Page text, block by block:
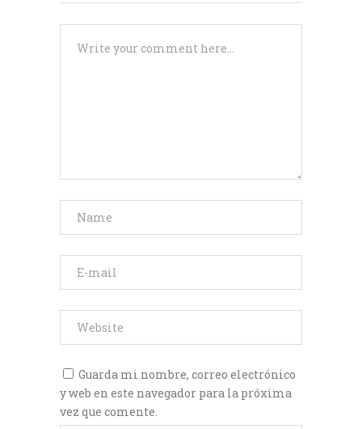
Guarda mi nombre, correo electrónico
y web en este navegador para la próxima
vez que comente.